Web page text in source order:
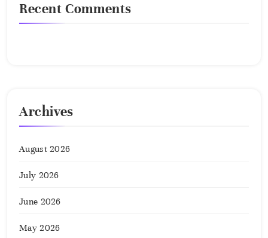
Recent Comments
Archives
August 2026
July 2026
June 2026
May 2026